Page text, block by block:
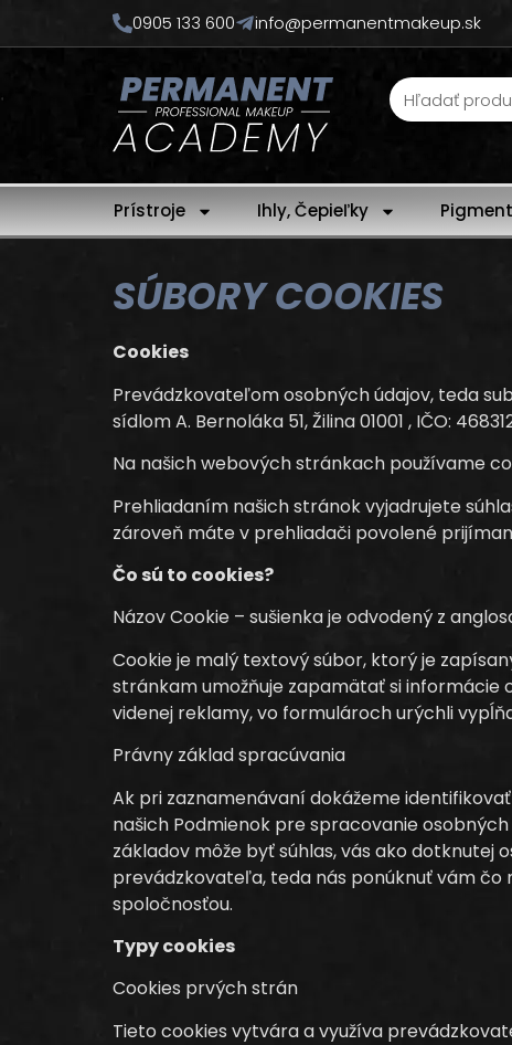
0905 133 600 info@permanentmakeup.sk
Prístroje Ihly, Čepieľky
SÚBORY COOKIES
Cookies
Prevádzkovateľom osobných údajov, teda
sídlom A. Bernoláka 51, Žilina 01001 , IČO:
Na našich webových stránkach používame
Prehliadaním našich stránok vyjadrujete
zároveň máte v prehliadači povolené
Čo sú to cookies?
Názov Cookie – sušienka je odvodený z
Cookie je malý textový súbor, ktorý je
stránkam umožňuje zapamätať si informácie
videnej reklamy, vo formulároch urýchli
Právny základ spracúvania
Ak pri zaznamenávaní dokážeme
našich Podmienok pre spracovanie
základov môže byť súhlas, vás ako
prevádzkovateľa, teda nás ponúknuť vám čo
spoločnosťou.
Typy cookies
Cookies prvých strán
Tieto cookies vytvára a využíva